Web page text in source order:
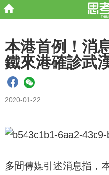
本港首例！消
鐵來港確診武
2020-01-22
多間傳媒引述消息指，